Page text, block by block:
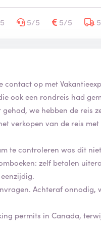
5/5 5/5
op met
ook een rondreis had
we hebben de reis
verkopen van de reis
te controleren was dit
zelf betalen
Achteraf
permits in Canada,